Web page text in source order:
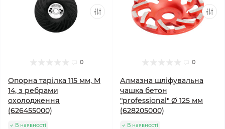
0
Опорна тарілка 115 мм, M
14, з ребрами
охолодження
(626455000)
В наявності
0
Алмазна шліфувальна
чашка бетон
"professional" Ø 125 мм
(628205000)
В наявності